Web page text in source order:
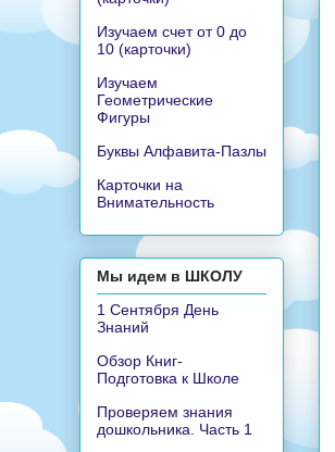
Изучаем счет от 0 до
10 (карточки)
Изучаем
Геометрические
Фигуры
Буквы Алфавита-Пазлы
Карточки на
Внимательность
Мы идем в ШКОЛУ
1 Сентября День
Знаний
Обзор Книг-
Подготовка к Школе
Проверяем знания
дошкольника. Часть 1